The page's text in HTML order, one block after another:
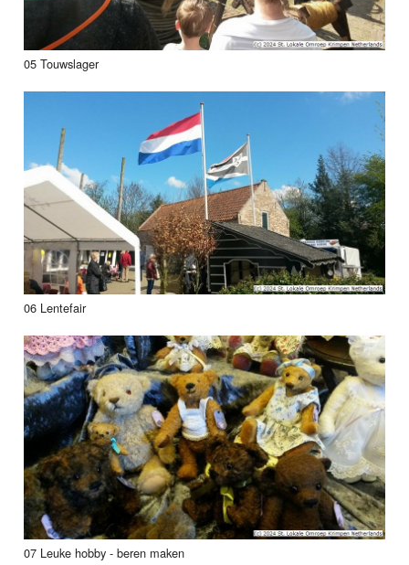
05 Touwslager
06 Lentefair
07 Leuke hobby - beren maken